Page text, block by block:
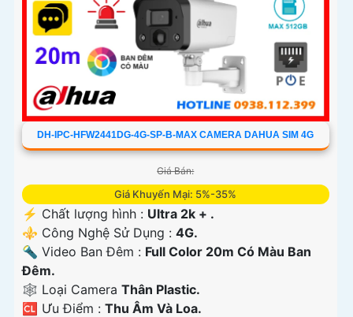
DH-IPC-HFW2441DG-4G-SP-B-MAX CAMERA DAHUA SIM 4G
Giá Bán:
Giá Khuyến Mại: 5%-35%
️⚡ Chất lượng hình : Ultra 2k + .
⚜️ Công Nghệ Sử Dụng : 4G.
🔦 Video Ban Đêm : Full Color 20m Có Màu Ban
Ðêm.
🕸️ Loại Camera Thân Plastic.
️🆑 Ưu Điểm : Thu Âm Và Loa.